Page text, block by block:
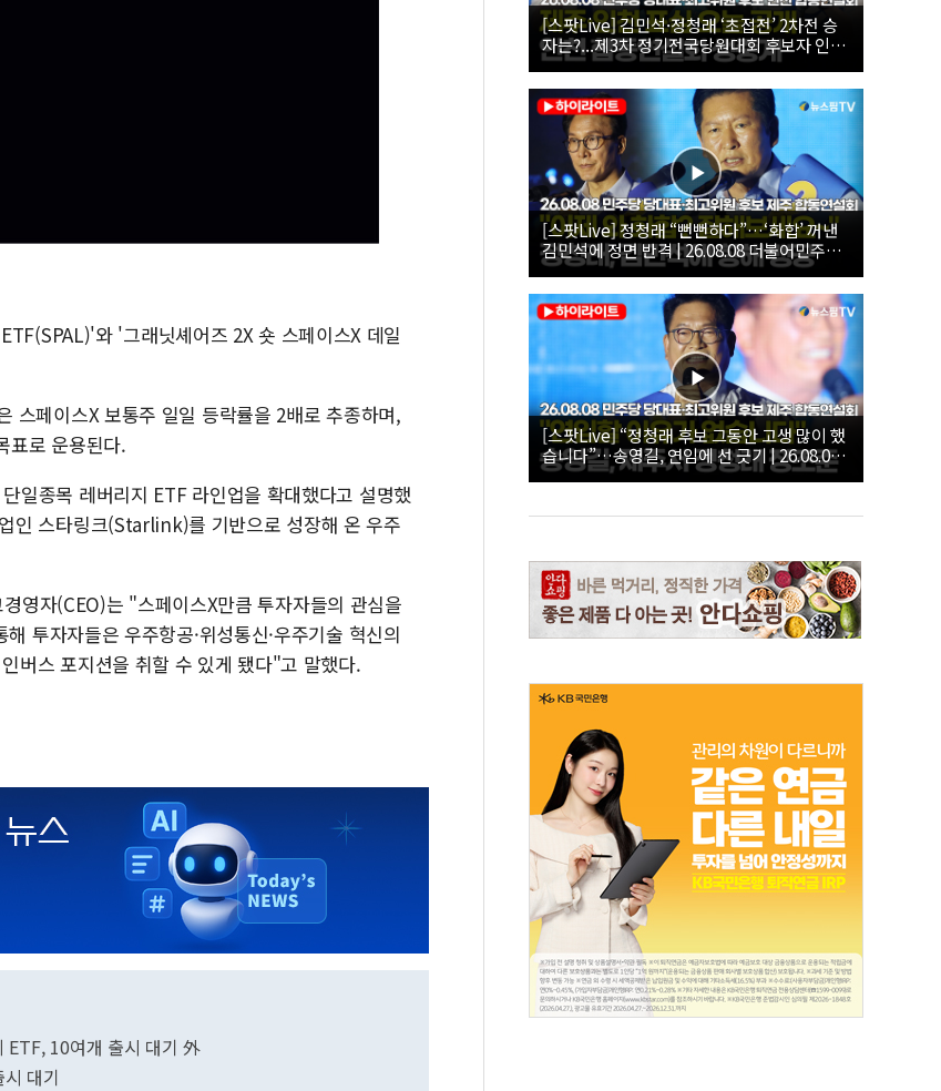
와 '그래닛셰어즈 2X 숏 스페이스X 데일
스페이스X 보통주 일일 등락률을 2배로 추종하며,
표로 운용된다.
일종목 레버리지 ETF 라인업을 확대했다고 설명했
인 스타링크(Starlink)를 기반으로 성장해 온 우주
영자(CEO)는 "스페이스X만큼 투자자들의 관심을
투자자들은 우주항공·위성통신·우주기술 혁신의
버스 포지션을 취할 수 있게 됐다"고 말했다.
ETF, 10여개 출시 대기 外
대기
[스팟Live] 김민석·정청래 ‘초접전’ 2차전 승
자는?...제3차 정기전국당원대회 후보자 인천
합동연설회 생중계 | 26.08.08
[스팟Live] 정청래 “뻔뻔하다”…‘화합’ 꺼낸
김민석에 정면 반격 | 26.08.08 더불어민주당
당대표·최고위원 후보 제주 합동연설회
[스팟Live] “정청래 후보 그동안 고생 많이 했
습니다”…송영길, 연임에 선 긋기 | 26.08.08
더불어민주당 당대표·최고위원 후보 제주 합